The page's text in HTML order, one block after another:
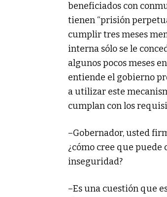
beneficiados con
tienen “prisión
cumplir tres meses
interna sólo se le
algunos pocos meses
entiende el gobierno
a utilizar este
cumplan con los
–Gobernador, usted
¿cómo cree que puede
inseguridad?
–Es una cuestión que